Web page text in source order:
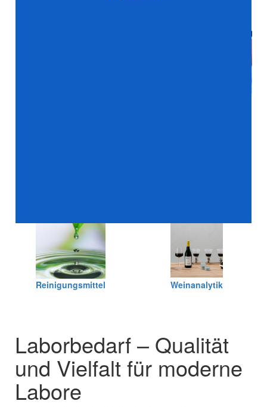
Reinigungsmittel Weinanalytik
Laborbedarf – Qualität
und Vielfalt für moderne
Labore